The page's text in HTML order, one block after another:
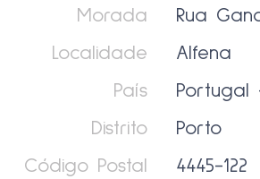
Morada
Rua
Localidade
Alfena
País
Portugal
Distrito
Porto
Código Postal
4445-122